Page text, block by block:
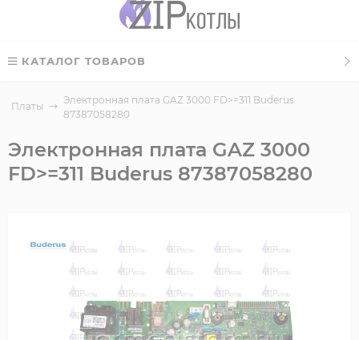
КАТАЛОГ ТОВАРОВ
Платы
Электронная плата GAZ 3000 FD>=311 Buderus
87387058280
Электронная плата GAZ 3000
FD>=311 Buderus 87387058280